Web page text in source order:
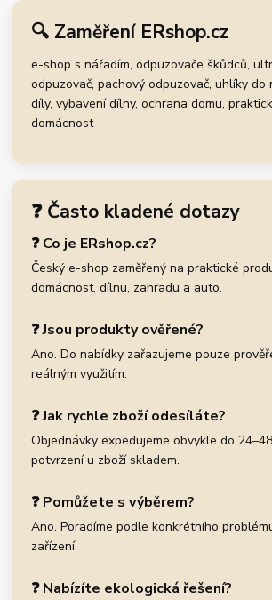
🔍 Zaměření ERshop.cz
e-shop s nářadím, odpuzovače škůdců,
odpuzovač, pachový odpuzovač, uhlíky do
díly, vybavení dílny, ochrana domu,
domácnost
❓ Často kladené dotazy
❓ Co je ERshop.cz?
Český e-shop zaměřený na praktické
domácnost, dílnu, zahradu a auto.
❓ Jsou produkty ověřené?
Ano. Do nabídky zařazujeme pouze
reálným využitím.
❓ Jak rychle zboží odesíláte?
Objednávky expedujeme obvykle do
potvrzení u zboží skladem.
❓ Pomůžete s výběrem?
Ano. Poradíme podle konkrétního
zařízení.
❓ Nabízíte ekologická řešení?